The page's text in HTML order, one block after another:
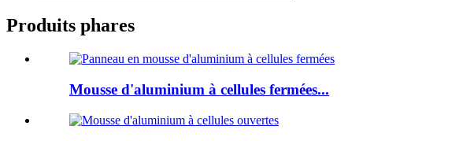
Produits phares
Mousse d'aluminium à cellules fermées...